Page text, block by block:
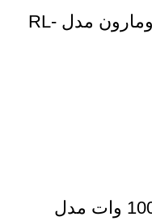
سشوار برس دار چرخشی پرومارون مدل RL-
سشوار چرخشی پرومکس 1000 وات مدل